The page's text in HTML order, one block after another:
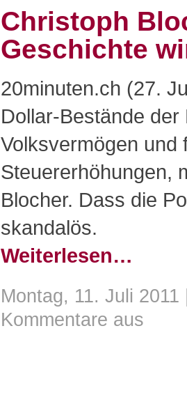
Christoph
Geschichte
20minuten.ch (27.
Dollar-Bestände
Volksvermögen und
Steuererhöhungen,
Blocher. Dass die
skandalös.
Weiterlesen…
Montag, 11. Juli
Kommentare aus